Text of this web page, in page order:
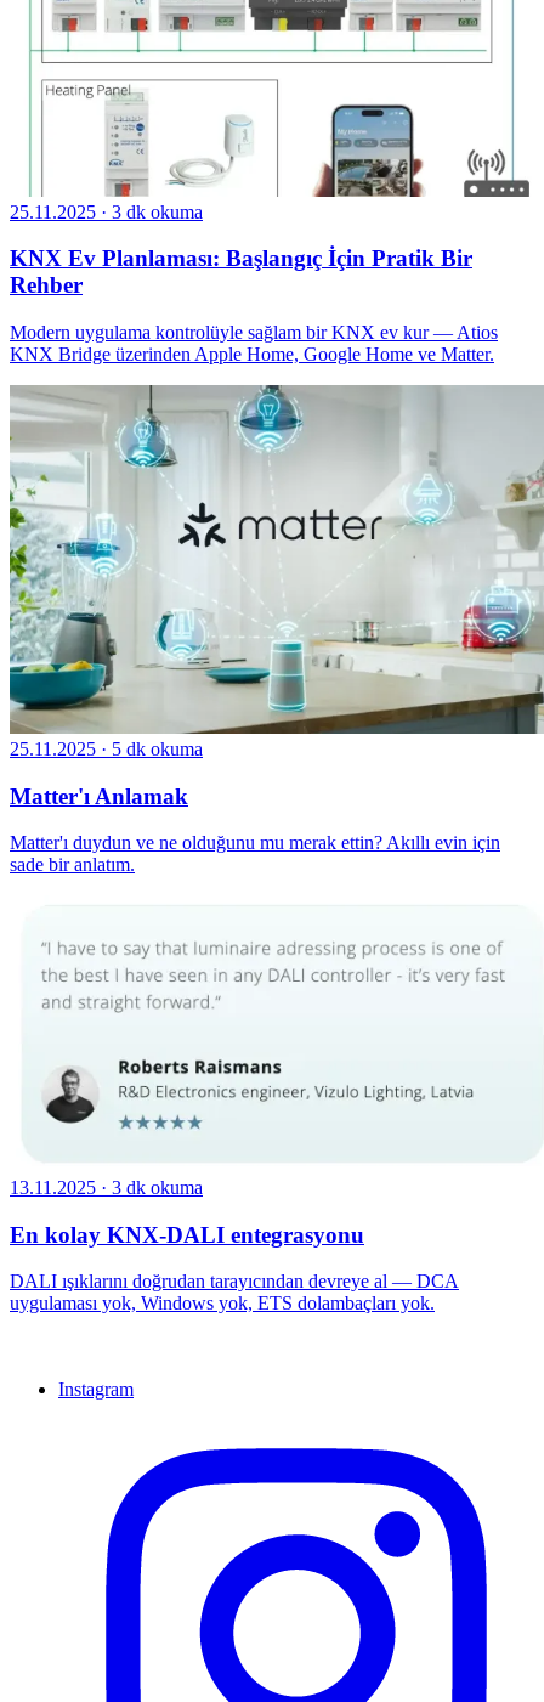
25.11.2025 · 3 dk okuma
KNX Ev Planlaması: Başlangıç İçin Pratik Bir
Rehber
Modern uygulama kontrolüyle sağlam bir KNX ev kur — Atios
KNX Bridge üzerinden Apple Home, Google Home ve Matter.
25.11.2025 · 5 dk okuma
Matter'ı Anlamak
Matter'ı duydun ve ne olduğunu mu merak ettin? Akıllı evin için
sade bir anlatım.
13.11.2025 · 3 dk okuma
En kolay KNX-DALI entegrasyonu
DALI ışıklarını doğrudan tarayıcından devreye al — DCA
uygulaması yok, Windows yok, ETS dolambaçları yok.
Instagram